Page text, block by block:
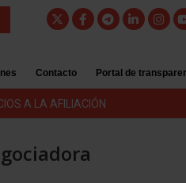
Contacto Portal de
A LA AFILIACIÓN